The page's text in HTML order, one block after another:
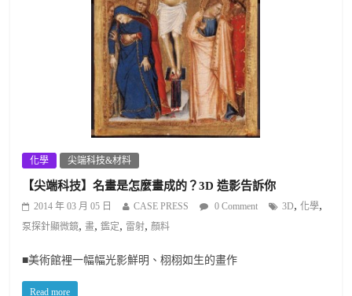
化學 尖端科技&材料
【尖端科技】名畫是怎麼畫成的？3D 造影告訴你
2014 年 03 月 05 日 CASE PRESS 0 Comment 3D,化學,
泵探針顯微鏡,畫,鑑定, 雷射,顏料
■美術館裡一幅幅光影鮮明、栩栩如生的畫作
Read more